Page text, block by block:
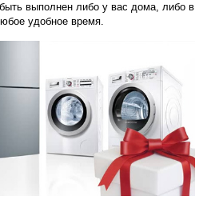
выполнен либо у вас дома, либо в
удобное время.